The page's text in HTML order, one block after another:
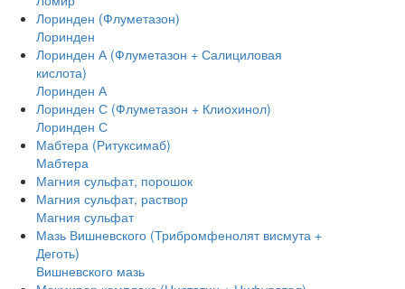
Лоринден (Флуметазон)
Лоринден
Лоринден А (Флуметазон + Салициловая
кислота)
Лоринден А
Лоринден С (Флуметазон + Клиохинол)
Лоринден С
Мабтера (Ритуксимаб)
Мабтера
Магния сульфат, порошок
Магния сульфат, раствор
Магния сульфат
Мазь Вишневского (Трибромфенолят висмута +
Деготь)
Вишневского мазь